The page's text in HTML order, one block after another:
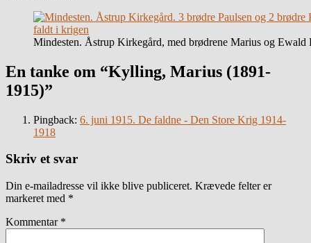
Mindesten. Åstrup Kirkegård, med brødrene Marius og
En tanke om “Kylling, Marius (1891-
1915)”
Pingback: 6. juni 1915. De faldne - Den Store Krig 1914-
1918
Skriv et svar
Din e-mailadresse vil ikke blive publiceret. Krævede felter er
markeret med *
Kommentar *